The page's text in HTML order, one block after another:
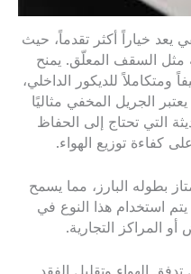
خياراً أكثر تقدماً، حيث
مثل السقف المعلّق. يمنح
ومتكاملاً للديكور الداخلي،
الجريل المخفي مثاليًا
التي تحتاج إلى الحفاظ
كفاءة توزيع الهواء.
بطوله البارز، مما يسمح
استخدام هذا النوع في
المراكز التجارية.